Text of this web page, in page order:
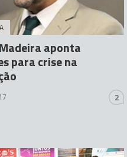
aponta
para crise na
2